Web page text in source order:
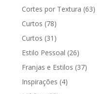
Cortes por Textura (63)
Curtos (78)
Curtos (31)
Estilo Pessoal (26)
Franjas e Estilos (37)
Inspirações (4)